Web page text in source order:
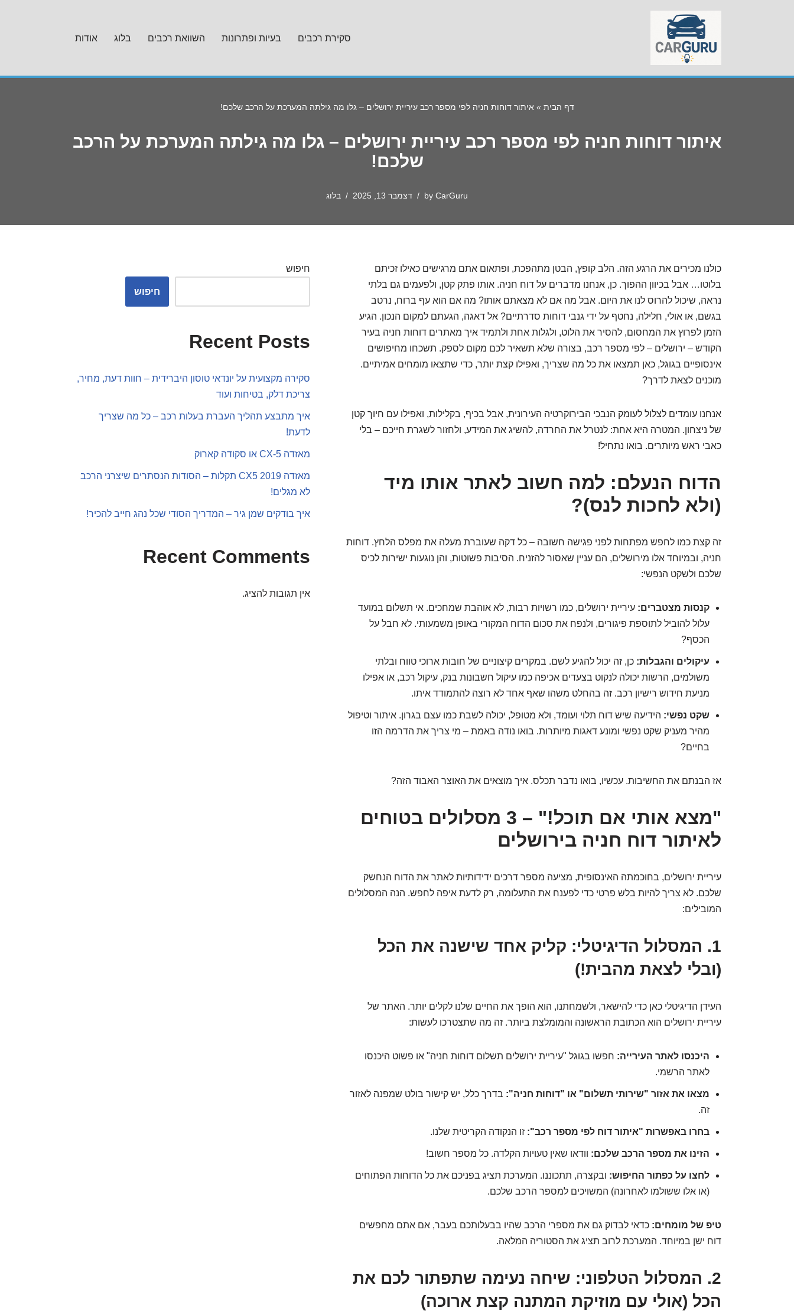
סקירת רכבים בעיות ופתרונות השוואת רכבים בלוג אודות
דף הבית » איתור דוחות חניה לפי מספר רכב עיריית ירושלים – גלו מה גילתה המערכת על הרכב שלכם!
איתור דוחות חניה לפי מספר רכב עיריית ירושלים – גלו מה גילתה המערכת על הרכב
שלכם!
by CarGuru דצמבר 13, 2025 בלוג
כולנו מכירים את הרגע הזה. הלב קופץ, הבטן מתהפכת, ופתאום אתם מרגישים כאילו זכיתם
בלוטו… אבל בכיוון ההפוך. כן, אנחנו מדברים על דוח חניה. אותו פתק קטן, ולפעמים גם בלתי
נראה, שיכול להרוס לנו את היום. אבל מה אם לא מצאתם אותו? מה אם הוא עף ברוח, נרטב
בגשם, או אולי, חלילה, נחטף על ידי גנבי דוחות סדרתיים? אל דאגה, הגעתם למקום הנכון. הגיע
הזמן לפרוץ את המחסום, להסיר את הלוט, ולגלות אחת ולתמיד איך מאתרים דוחות חניה בעיר
הקודש – ירושלים – לפי מספר רכב, בצורה שלא תשאיר לכם מקום לספק. תשכחו מחיפושים
אינסופיים בגוגל, כאן תמצאו את כל מה שצריך, ואפילו קצת יותר, כדי שתצאו מומחים אמיתיים.
מוכנים לצאת לדרך?
אנחנו עומדים לצלול לעומק הנבכי הבירוקרטיה העירונית, אבל בכיף, בקלילות, ואפילו עם חיוך קטן
של ניצחון. המטרה היא אחת: לנטרל את החרדה, להשיג את המידע, ולחזור לשגרת חייכם – בלי
כאבי ראש מיותרים. בואו נתחיל!
הדוח הנעלם: למה חשוב לאתר אותו מיד
(ולא לחכות לנס)?
זה קצת כמו לחפש מפתחות לפני פגישה חשובה – כל דקה שעוברת מעלה את מפלס הלחץ. דוחות
חניה, ובמיוחד אלו מירושלים, הם עניין שאסור להזניח. הסיבות פשוטות, והן נוגעות ישירות לכיס
שלכם ולשקט הנפשי:
קנסות מצטברים: עיריית ירושלים, כמו רשויות רבות, לא אוהבת שמחכים. אי תשלום במועד
עלול להוביל לתוספת פיגורים, ולנפח את סכום הדוח המקורי באופן משמעותי. לא חבל על
הכסף?
עיקולים והגבלות: כן, זה יכול להגיע לשם. במקרים קיצוניים של חובות ארוכי טווח ובלתי
משולמים, הרשות יכולה לנקוט בצעדים אכיפה כמו עיקול חשבונות בנק, עיקול רכב, או אפילו
מניעת חידוש רישיון רכב. זה בהחלט משהו שאף אחד לא רוצה להתמודד איתו.
שקט נפשי: הידיעה שיש דוח תלוי ועומד, ולא מטופל, יכולה לשבת כמו עצם בגרון. איתור וטיפול
מהיר מעניק שקט נפשי ומונע דאגות מיותרות. בואו נודה באמת – מי צריך את הדרמה הזו
בחיים?
אז הבנתם את החשיבות. עכשיו, בואו נדבר תכלס. איך מוצאים את האוצר האבוד הזה?
"מצא אותי אם תוכל!" – 3 מסלולים בטוחים
לאיתור דוח חניה בירושלים
עיריית ירושלים, בחוכמתה האינסופית, מציעה מספר דרכים ידידותיות לאתר את הדוח הנחשק
שלכם. לא צריך להיות בלש פרטי כדי לפענח את התעלומה, רק לדעת איפה לחפש. הנה המסלולים
המובילים:
1. המסלול הדיגיטלי: קליק אחד שישנה את הכל
(ובלי לצאת מהבית!)
העידן הדיגיטלי כאן כדי להישאר, ולשמחתנו, הוא הופך את החיים שלנו לקלים יותר. האתר של
עיריית ירושלים הוא הכתובת הראשונה והמומלצת ביותר. זה מה שתצטרכו לעשות:
היכנסו לאתר העירייה: חפשו בגוגל "עיריית ירושלים תשלום דוחות חניה" או פשוט היכנסו
לאתר הרשמי.
מצאו את אזור "שירותי תשלום" או "דוחות חניה": בדרך כלל, יש קישור בולט שמפנה לאזור
זה.
בחרו באפשרות "איתור דוח לפי מספר רכב": זו הנקודה הקריטית שלנו.
הזינו את מספר הרכב שלכם: וודאו שאין טעויות הקלדה. כל מספר חשוב!
לחצו על כפתור החיפוש: ובקצרה, תתכוננו. המערכת תציג בפניכם את כל הדוחות הפתוחים
(או אלו ששולמו לאחרונה) המשויכים למספר הרכב שלכם.
טיפ של מומחים: כדאי לבדוק גם את מספרי הרכב שהיו בבעלותכם בעבר, אם אתם מחפשים
דוח ישן במיוחד. המערכת לרוב תציג את הסטוריה המלאה.
2. המסלול הטלפוני: שיחה נעימה שתפתור לכם את
הכל (אולי עם מוזיקת המתנה קצת ארוכה)
חיפוש
חיפוש
Recent Posts
סקירה מקצועית על יונדאי טוסון היברידית – חוות דעת, מחיר,
צריכת דלק, בטיחות ועוד
איך מתבצע תהליך העברת בעלות רכב – כל מה שצריך
לדעת!
מאזדה CX-5 או סקודה קארוק
מאזדה CX5 2019 תקלות – הסודות הנסתרים שיצרני הרכב
לא מגלים!
איך בודקים שמן גיר – המדריך הסודי שכל נהג חייב להכיר!
Recent Comments
אין תגובות להציג.